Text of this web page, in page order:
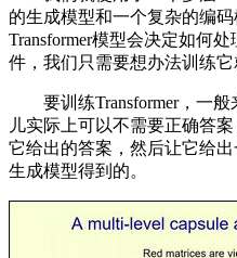
的生成模型和一个复杂的编
Transformer模型会决定如何
件，我们只需要想办法训练它
要训练Transformer，一般
儿实际上可以不需要正确答
它给出的答案，然后让它给
生成模型得到的。